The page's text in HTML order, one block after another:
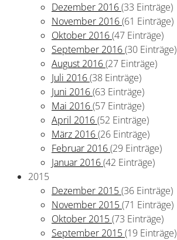
Dezember 2016(33 Einträge)
November 2016(61 Einträge)
Oktober 2016(47 Einträge)
September 2016(30 Einträge)
August 2016(27 Einträge)
Juli 2016(38 Einträge)
Juni 2016(63 Einträge)
Mai 2016(57 Einträge)
April 2016(52 Einträge)
März 2016(26 Einträge)
Februar 2016(29 Einträge)
Januar 2016(42 Einträge)
2015
Dezember 2015(36 Einträge)
November 2015(71 Einträge)
Oktober 2015(73 Einträge)
September 2015(19 Einträge)